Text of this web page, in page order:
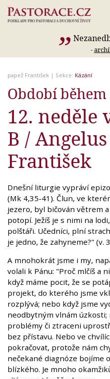
-
papež František | Sekce: Kázání
Období
12. neděle
B /
František
Dnešní liturgie vypráví
(Mk 4,35-41). Člun, ve
jezero, byl bičován větrem
potopí. Ježíš je s nimi na
polštáři. Učedníci, plní
je jedno, že zahyneme?" (v.
A mnohokrát jsme i my,
volali k Pánu: "Proč mlčíš a
když máme pocit, že se
projekt, do kterého jsme
rozplývá; nebo když jsme
neodbytným vlnám úzkosti;
problémy či ztraceni
bez přístavu. Nebo ve
pokračovat, protože nám
nečekané diagnóze bojíme
blízkého. Je mnoho